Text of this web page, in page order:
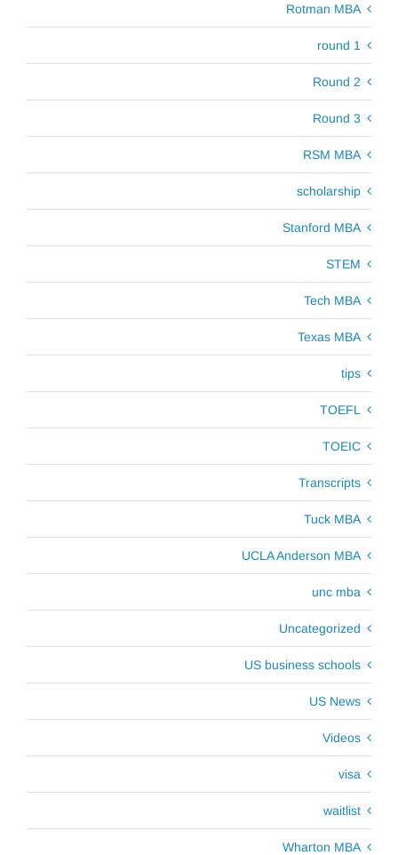
Rotman MBA
round 1
Round 2
Round 3
RSM MBA
scholarship
Stanford MBA
STEM
Tech MBA
Texas MBA
tips
TOEFL
TOEIC
Transcripts
Tuck MBA
UCLA Anderson MBA
unc mba
Uncategorized
US business schools
US News
Videos
visa
waitlist
Wharton MBA